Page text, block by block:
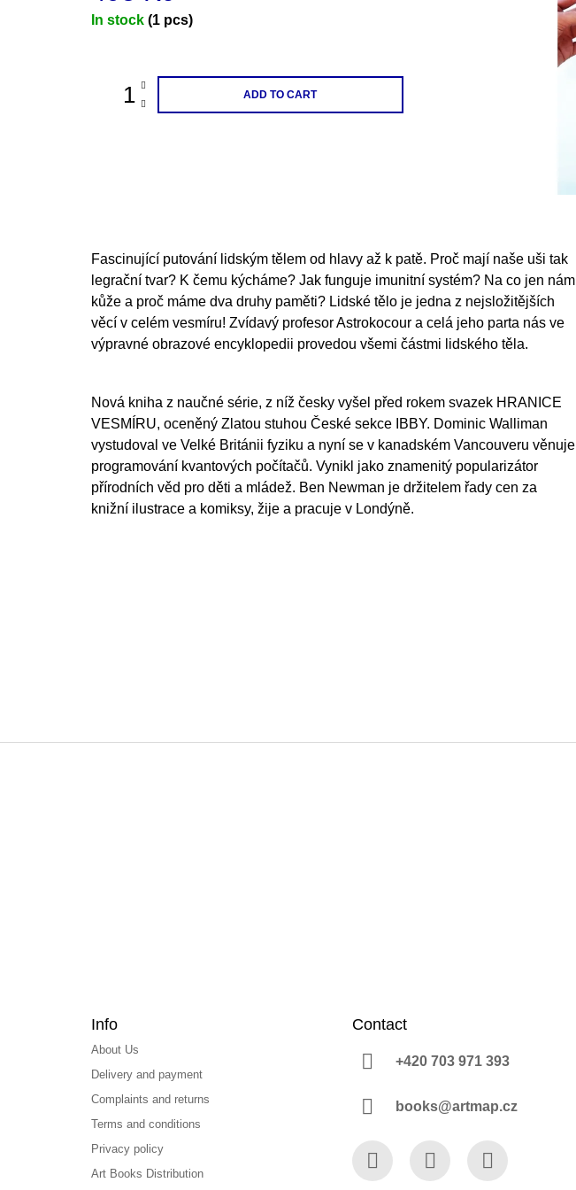
Measure
In stock (1 pcs)
ADD TO CART
Fascinující putování lidským tělem od hlavy až k patě. Proč mají naše uši tak
legrační tvar? K čemu kýcháme? Jak funguje imunitní systém? Na co jen nám
kůže a proč máme dva druhy paměti? Lidské tělo je jedna z nejsložitějších
věcí v celém vesmíru! Zvídavý profesor Astrokocour a celá jeho parta nás ve
výpravné obrazové encyklopedii provedou všemi částmi lidského těla.
Nová kniha z naučné série, z níž česky vyšel před rokem svazek HRANICE
VESMÍRU, oceněný Zlatou stuhou České sekce IBBY. Dominic Walliman
vystudoval ve Velké Británii fyziku a nyní se v kanadském Vancouveru věnuje
programování kvantových počítačů. Vynikl jako znamenitý popularizátor
přírodních věd pro děti a mládež. Ben Newman je držitelem řady cen za
knižní ilustrace a komiksy, žije a pracuje v Londýně.
Info
About Us
Delivery and payment
Complaints and returns
Terms and conditions
Privacy policy
Art Books Distribution
Contact
+420 703 971 393
books@artmap.cz